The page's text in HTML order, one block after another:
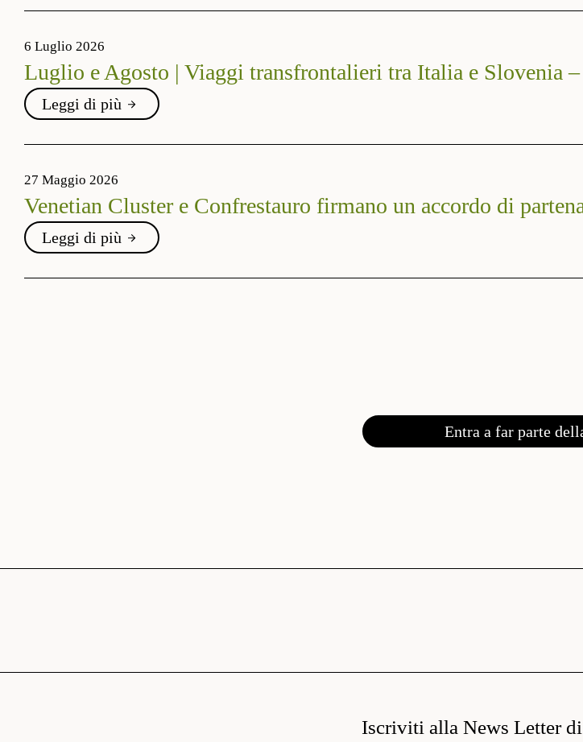
6 Luglio 2026
Luglio e Agosto | Viaggi transfrontalieri tra Italia e Slovenia
Leggi di più
27 Maggio 2026
Venetian Cluster e Confrestauro firmano un accordo di
Leggi di più
Entra a far parte
Iscriviti alla News Letter